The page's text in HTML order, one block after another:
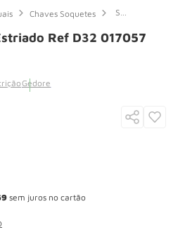
Chaves Soquetes
Soquete
Estriado
Ref
Ref D32 017057
Gedore
sem juros no cartão